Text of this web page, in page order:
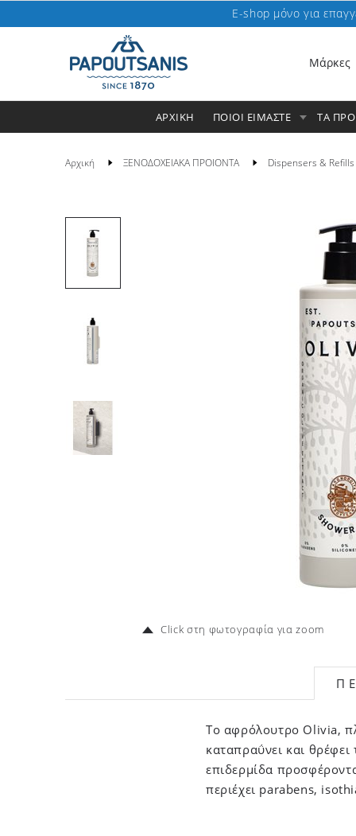
E-shop μόνο για
Μάρκες
ΑΡΧΙΚΗ ΠΟΙΟΙ ΕΙΜΑΣΤΕ ΤΑ
Αρχική ΞΕΝΟΔΟΧΕΙΑΚΑ ΠΡΟΙΟΝΤΑ Dispensers & Refills
Click στη φωτογραφία για zoom
Το αφρόλουτρο Olivia,
καταπραΰνει και
επιδερμίδα
περιέχει parabens,